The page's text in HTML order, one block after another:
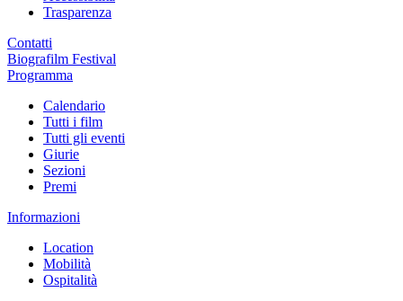
Trasparenza
Contatti
Biografilm Festival
Programma
Calendario
Tutti i film
Tutti gli eventi
Giurie
Sezioni
Premi
Informazioni
Location
Mobilità
Ospitalità